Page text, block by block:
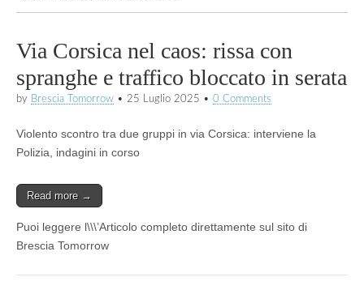
Via Corsica nel caos: rissa con
spranghe e traffico bloccato in serata
by Brescia Tomorrow • 25 Luglio 2025 • 0 Comments
Violento scontro tra due gruppi in via Corsica: interviene la
Polizia, indagini in corso
Read more →
Puoi leggere l\\\’Articolo completo direttamente sul sito di
Brescia Tomorrow